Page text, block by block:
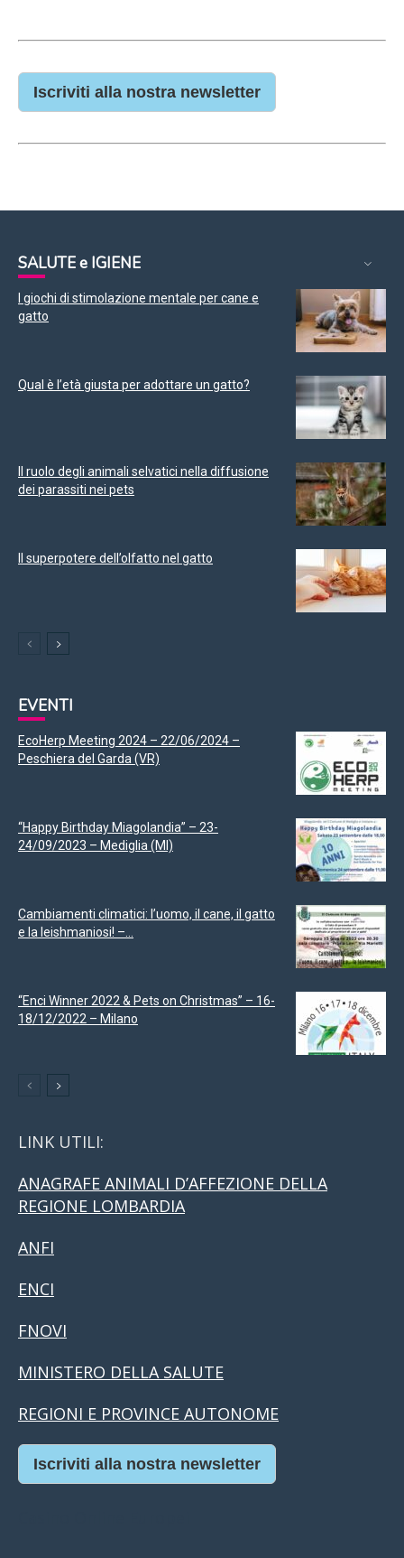
Iscriviti alla nostra newsletter
SALUTE e IGIENE
I giochi di stimolazione mentale per cane e
gatto
Qual è l’età giusta per adottare un gatto?
Il ruolo degli animali selvatici nella diffusione
dei parassiti nei pets
Il superpotere dell’olfatto nel gatto
EVENTI
EcoHerp Meeting 2024 – 22/06/2024 –
Peschiera del Garda (VR)
“Happy Birthday Miagolandia” – 23-
24/09/2023 – Mediglia (MI)
Cambiamenti climatici: l’uomo, il cane, il gatto
e la leishmaniosi! –...
“Enci Winner 2022 & Pets on Christmas” – 16-
18/12/2022 – Milano
LINK UTILI:
ANAGRAFE ANIMALI D’AFFEZIONE DELLA
REGIONE LOMBARDIA
ANFI
ENCI
FNOVI
MINISTERO DELLA SALUTE
REGIONI E PROVINCE AUTONOME
Iscriviti alla nostra newsletter